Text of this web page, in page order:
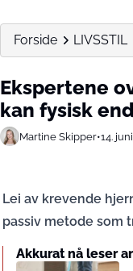
Forside LIVSSTIL
Ekspertene
kan fysisk
Martine Skipper•14.
Lei av krevende
passiv metode som
Akkurat nå leser